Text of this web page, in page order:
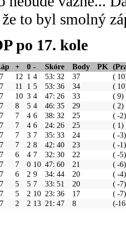
to byl smolný
po 17. kole
+ 0 - Skóre Body PK
12 1 4 53: 32 37
(
11 1 5 53: 36 34
(
10 3 4 47: 26 33
( 9)
8 5 4 46: 35 29
( 2)
7 4 6 38: 32 25
( -2)
7 4 6 24: 26 25
( 1)
7 3 7 35: 33 24
( -3)
7 2 8 42: 40 23
( -1)
6 4 7 32: 30 22
( -5)
7 0 10 47: 60 21
( -6)
6 2 9 34: 44 20
( -4)
5 5 7 33: 51 20
( -7)
5 2 10 23: 36 17
( -7)
2 2 13 21: 47 8 (-